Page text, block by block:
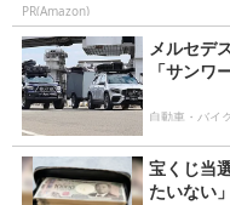
PR(Amazon)
メルセデ
「サンワ
自動車・バイク
宝くじ当
たいない」